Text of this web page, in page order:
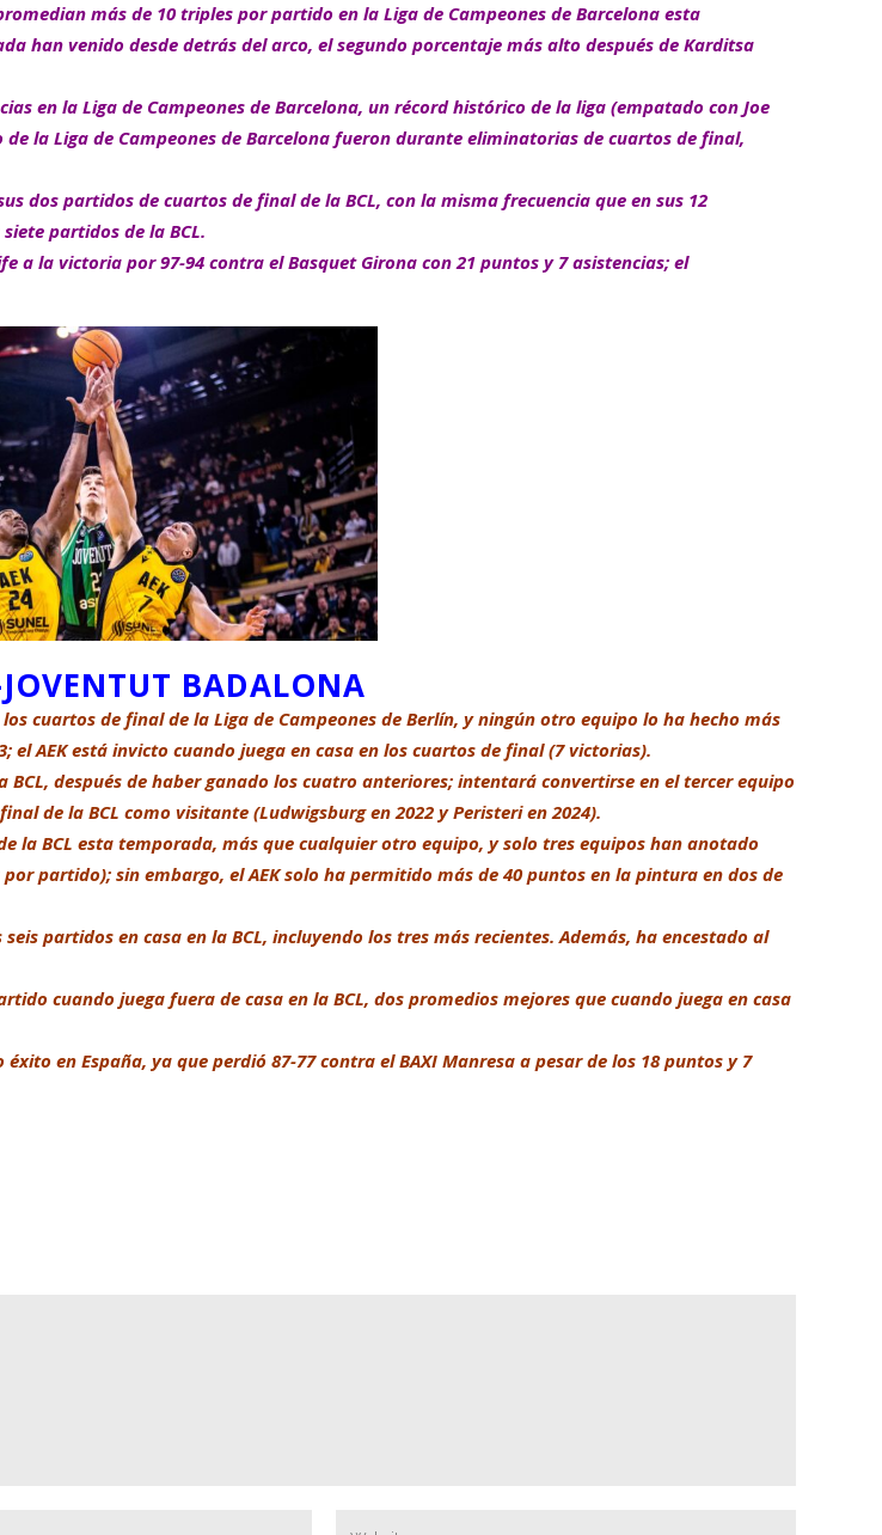
más de 10 triples por partido en la Liga de Campeones de Barcelona esta
han venido desde detrás del arco, el segundo porcentaje más alto después de Karditsa
en la Liga de Campeones de Barcelona, ​​un récord histórico de la liga (empatado con Joe
la Liga de Campeones de Barcelona fueron durante eliminatorias de cuartos de final,
dos partidos de cuartos de final de la BCL, con la misma frecuencia que en sus 12
partidos de la BCL.
la victoria por 97-94 contra el Basquet Girona con 21 puntos y 7 asistencias; el
BADALONA
cuartos de final de la Liga de Campeones de Berlín, y ningún otro equipo lo ha hecho más
el AEK está invicto cuando juega en casa en los cuartos de final (7 victorias).
después de haber ganado los cuatro anteriores; intentará convertirse en el tercer equipo
de la BCL como visitante (Ludwigsburg en 2022 y Peristeri en 2024).
la BCL esta temporada, más que cualquier otro equipo, y solo tres equipos han anotado
partido); sin embargo, el AEK solo ha permitido más de 40 puntos en la pintura en dos de
partidos en casa en la BCL, incluyendo los tres más recientes. Además, ha encestado al
cuando juega fuera de casa en la BCL, dos promedios mejores que cuando juega en casa
en España, ya que perdió 87-77 contra el BAXI Manresa a pesar de los 18 puntos y 7